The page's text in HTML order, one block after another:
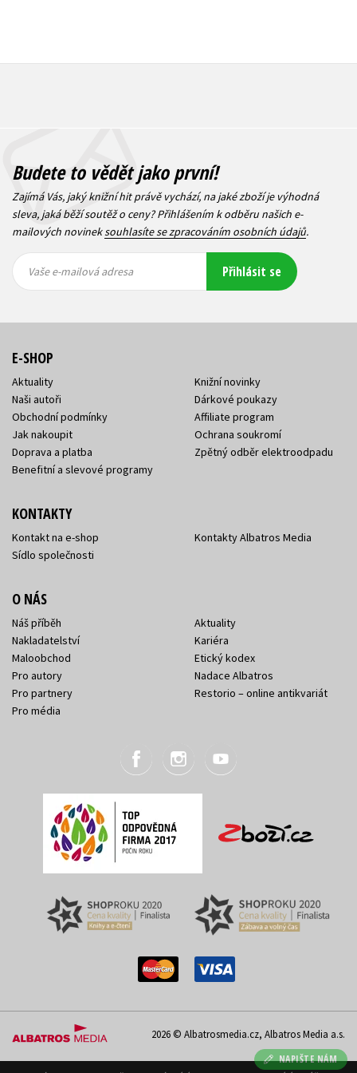
NAPIŠTE NÁM
Budete to vědět jako první!
Zajímá Vás, jaký knižní hit právě vychází, na jaké zboží je výhodná
sleva, jaká běží soutěž o ceny? Přihlášením k odběru našich e-
mailových novineksouhlasíte se zpracováním osobních údajů.
mailová
mailová
Vaše e-mailová adresa Přihlásit se
E-SHOP
Aktuality
Naši autoři
Obchodní podmínky
Jak nakoupit
Doprava a platba
Benefitní a slevové programy
Knižní novinky
Dárkové poukazy
Affiliate program
Ochrana soukromí
Zpětný odběr elektroodpadu
KONTAKTY
Kontakt na e-shop
Sídlo společnosti
Kontakty Albatros Media
O NÁS
Náš příběh
Nakladatelství
Maloobchod
Pro autory
Pro partnery
Pro média
Aktuality
Kariéra
Etický kodex
Nadace Albatros
Restorio – online antikvariát
2026 © Albatrosmedia.cz, Albatros Media a.s.